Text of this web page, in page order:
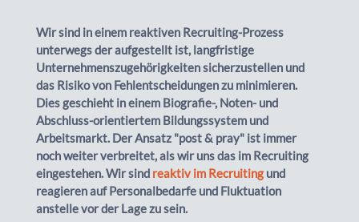
Wir sind in einem reaktiven Recruiting-Prozess
unterwegs der aufgestellt ist, langfristige
Unternehmenszugehörigkeiten sicherzustellen und
das Risiko von Fehlentscheidungen zu minimieren.
Dies geschieht in einem Biografie-, Noten- und
Abschluss-orientiertem Bildungssystem und
Arbeitsmarkt. Der Ansatz "post & pray" ist immer
noch weiter verbreitet, als wir uns das im Recruiting
eingestehen. Wir sind reaktiv im Recruitingund
reagieren auf Personalbedarfe und Fluktuation
anstelle vor der Lage zu sein.